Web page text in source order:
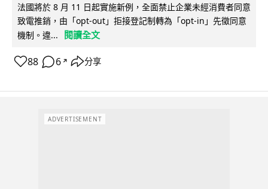
法國將於 8 月 11 日起實施新例，全面禁止企業未經消費者同意
致電推銷，由「opt-out」拒接登記制轉為「opt-in」先徵同意
機制。違...
閱讀全文
88 6 ↗ 分享
ADVERTISEMENT